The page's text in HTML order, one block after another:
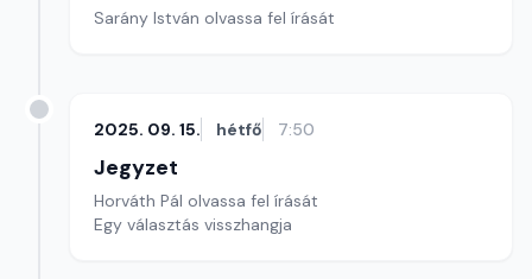
Sarány István olvassa fel írását
2025. 09. 15. hétfő 7:50
Jegyzet
Horváth Pál olvassa fel írását
Egy választás visszhangja